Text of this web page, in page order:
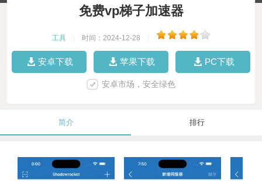
免费vp梯子加速器
工具 时间：2024-12-28
安卓下载 苹果下载 PC下载
安卓市场，安全绿色
简介 排行